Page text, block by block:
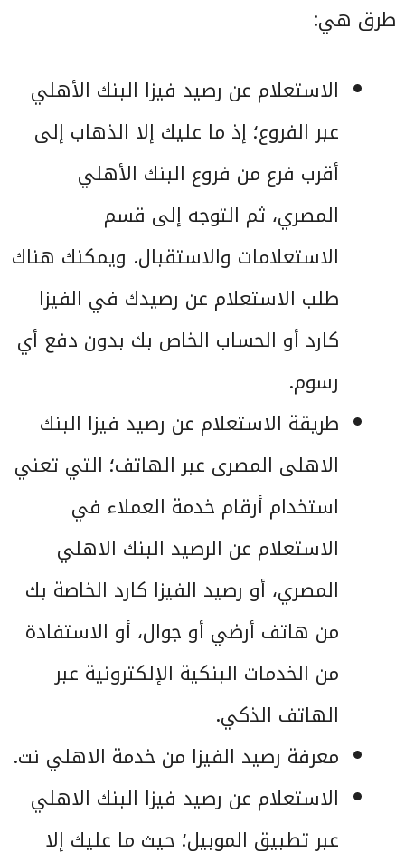
طرق هي:
الاستعلام عن رصيد فيزا البنك الأهلي
عبر الفروع؛ إذ ما عليك إلا الذهاب إلى
أقرب فرع من فروع البنك الأهلي
المصري، ثم التوجه إلى قسم
الاستعلامات والاستقبال. ويمكنك هناك
طلب الاستعلام عن رصيدك في الفيزا
كارد أو الحساب الخاص بك بدون دفع أي
رسوم.
طريقة الاستعلام عن رصيد فيزا البنك
الاهلى المصرى عبر الهاتف؛ التي تعني
استخدام أرقام خدمة العملاء في
الاستعلام عن الرصيد البنك الاهلي
المصري، أو رصيد الفيزا كارد الخاصة بك
من هاتف أرضي أو جوال، أو الاستفادة
من الخدمات البنكية الإلكترونية عبر
الهاتف الذكي.
معرفة رصيد الفيزا من خدمة الاهلي نت.
الاستعلام عن رصيد فيزا البنك الاهلي
عبر تطبيق الموبيل؛ حيث ما عليك إلا